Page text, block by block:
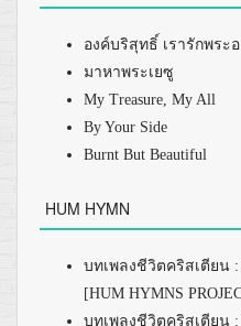
องค์บริสุทธิ์ เรารักพระ
มาหาพระเยซู
My Treasure, My All
By Your Side
Burnt But Beautiful
HUM HYMN
บทเพลงชีวิตคริสเตียน
[HUM HYMNS
บทเพลงชีวิตคริสเตียน